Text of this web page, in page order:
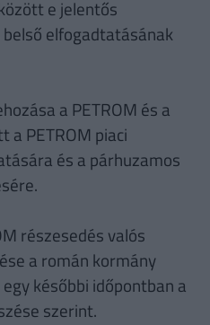
e jelentős
elfogadtatásának
a PETROM és a
a PETROM piaci
és a párhuzamos
részesedés valós
a román kormány
későbbi időpontban a
szerint.